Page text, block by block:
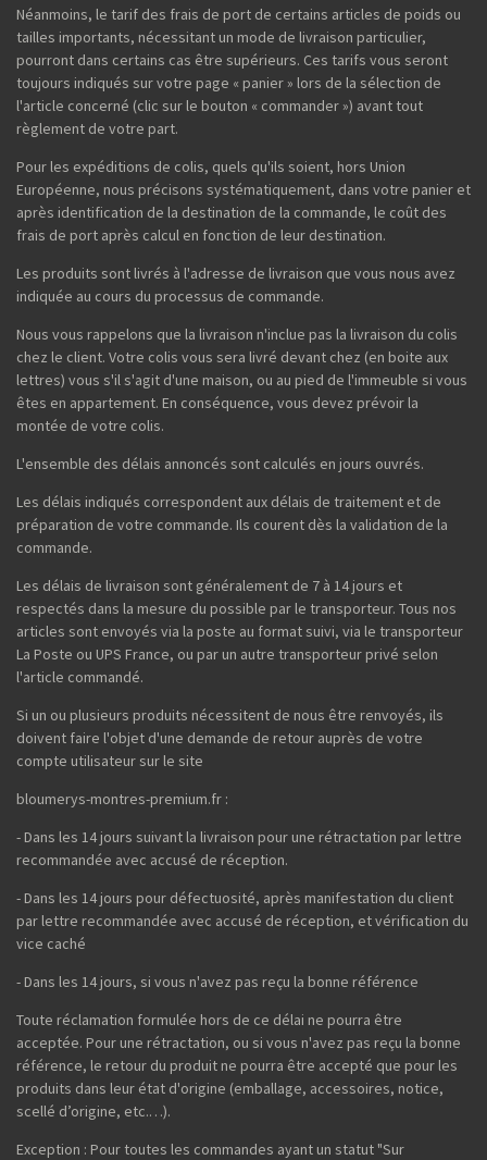
Néanmoins, le tarif des frais de port de certains articles de poids ou
tailles importants, nécessitant un mode de livraison particulier,
pourront dans certains cas être supérieurs. Ces tarifs vous seront
toujours indiqués sur votre page « panier » lors de la sélection de
l'article concerné (clic sur le bouton « commander ») avant tout
règlement de votre part.
Pour les expéditions de colis, quels qu'ils soient, hors Union
Européenne, nous précisons systématiquement, dans votre panier et
après identification de la destination de la commande, le coût des
frais de port après calcul en fonction de leur destination.
Les produits sont livrés à l'adresse de livraison que vous nous avez
indiquée au cours du processus de commande.
Nous vous rappelons que la livraison n'inclue pas la livraison du colis
chez le client. Votre colis vous sera livré devant chez (en boite aux
lettres) vous s'il s'agit d'une maison, ou au pied de l'immeuble si vous
êtes en appartement. En conséquence, vous devez prévoir la
montée de votre colis.
L'ensemble des délais annoncés sont calculés en jours ouvrés.
Les délais indiqués correspondent aux délais de traitement et de
préparation de votre commande. Ils courent dès la validation de la
commande.
Les délais de livraison sont généralement de 7 à 14 jours et
respectés dans la mesure du possible par le transporteur. Tous nos
articles sont envoyés via la poste au format suivi, via le transporteur
La Poste ou UPS France, ou par un autre transporteur privé selon
l'article commandé.
Si un ou plusieurs produits nécessitent de nous être renvoyés, ils
doivent faire l'objet d'une demande de retour auprès de votre
compte utilisateur sur le site
bloumerys-montres-premium.fr :
- Dans les 14 jours suivant la livraison pour une rétractation par lettre
recommandée avec accusé de réception.
- Dans les 14 jours pour défectuosité, après manifestation du client
par lettre recommandée avec accusé de réception, et vérification du
vice caché
- Dans les 14 jours, si vous n'avez pas reçu la bonne référence
Toute réclamation formulée hors de ce délai ne pourra être
acceptée. Pour une rétractation, ou si vous n'avez pas reçu la bonne
référence, le retour du produit ne pourra être accepté que pour les
produits dans leur état d'origine (emballage, accessoires, notice,
scellé d’origine, etc.…).
Exception : Pour toutes les commandes ayant un statut "Sur